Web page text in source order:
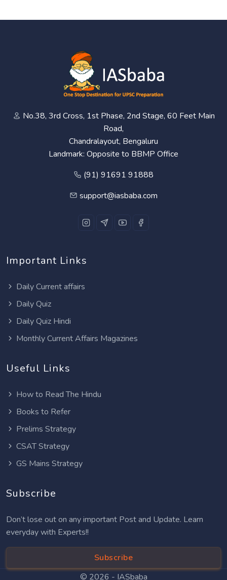
No.38, 3rd Cross, 1st Phase, 2nd Stage, 60 Feet Main
Road,
Chandralayout, Bengaluru
Landmark: Opposite to BBMP Office
(91) 91691 91888
support@iasbaba.com
Important Links
Daily Current affairs
Daily Quiz
Daily Quiz Hindi
Monthly Current Affairs Magazines
Useful Links
How to Read The Hindu
Books to Refer
Prelims Strategy
CSAT Strategy
GS Mains Strategy
Subscribe
Don’t lose out on any important Post and Update. Learn
everyday with Experts!!
Subscribe
© 2026 - IASbaba